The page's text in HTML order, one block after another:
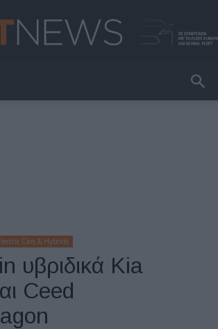
Cars & Hybrids
υβριδικά Kia
Ceed